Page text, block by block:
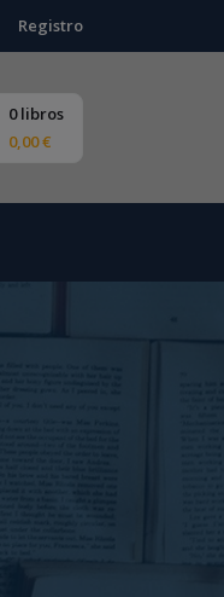
Registro
0 libros
0,00 €